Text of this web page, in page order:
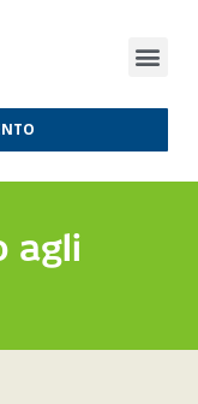
agli